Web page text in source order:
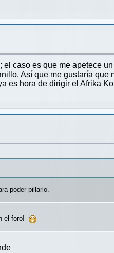
caso es que me apetece
Así que me gustaría
es hora de dirigir el Afrika
poder pillarlo.
el foro!